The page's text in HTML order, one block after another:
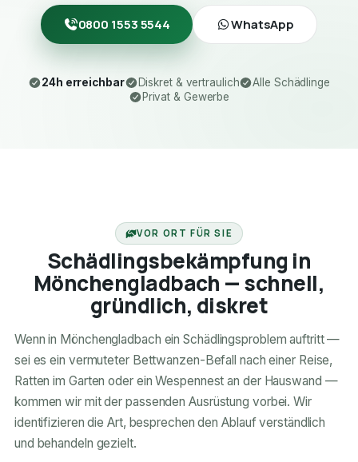
0800 1553 5544 WhatsApp
24h erreichbar Diskret & vertraulich
Alle Schädlinge
Privat & Gewerbe
VOR ORT FÜR SIE
Schädlingsbekämpfung in
Mönchengladbach — schnell,
gründlich, diskret
Wenn in Mönchengladbach ein Schädlingsproblem auftritt —
sei es ein vermuteter Bettwanzen-Befall nach einer Reise,
Ratten im Garten oder ein Wespennest an der Hauswand —
kommen wir mit der passenden Ausrüstung vorbei. Wir
identifizieren die Art, besprechen den Ablauf verständlich
und behandeln gezielt.